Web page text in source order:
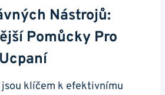
Nástrojů:
Pomůcky Pro
jsou klíčem k efektivnímu